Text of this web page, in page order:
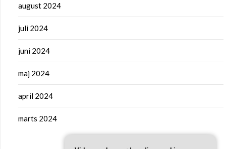
august 2024
juli 2024
juni 2024
maj 2024
april 2024
marts 2024